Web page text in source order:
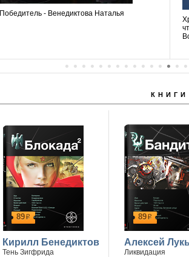
Победитель - Венедиктова Наталья
КНИГИ
89р
Кирилл Бенедиктов
Тень Зигфрида
89р
Алексей
Ликвидация